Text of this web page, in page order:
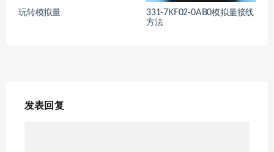
玩转模拟量
331-7KF02-0AB0模拟量接线
方法
发表回复